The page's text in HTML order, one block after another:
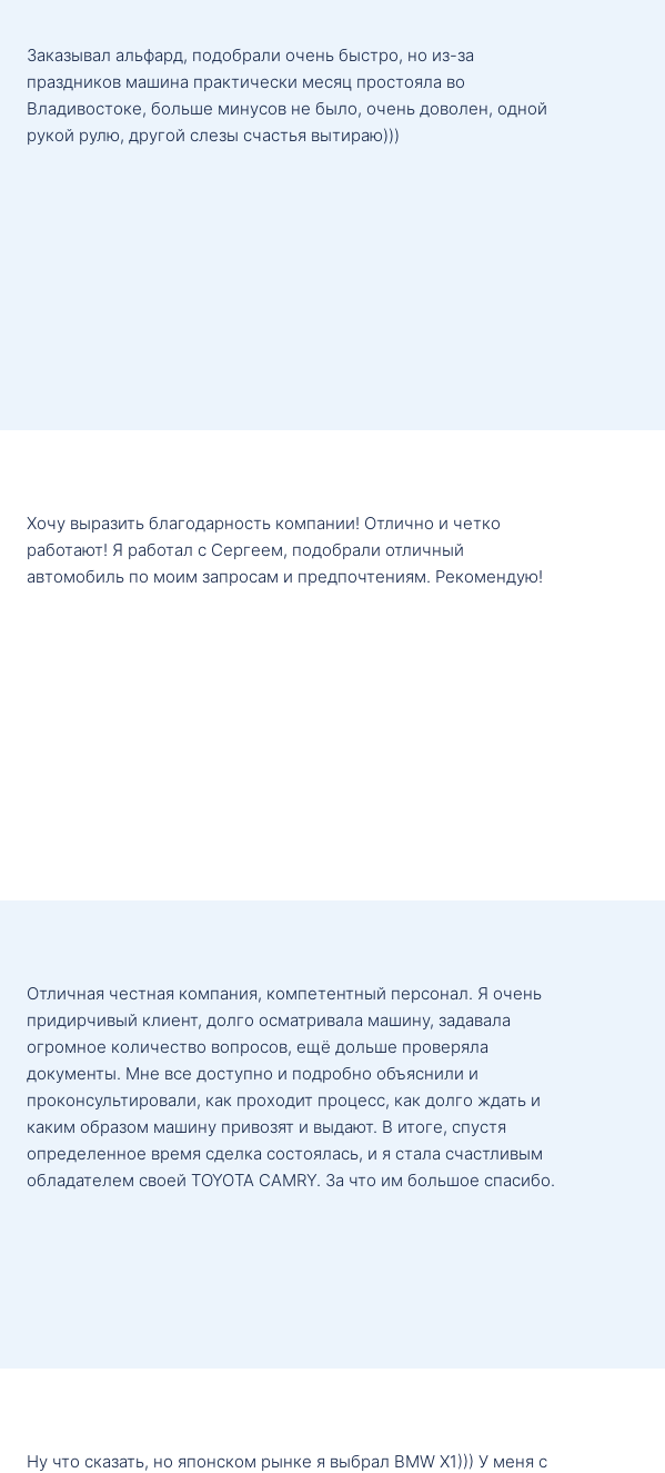
Заказывал альфард, подобрали очень быстро, но из-за
праздников машина практически месяц простояла во
Владивостоке, больше минусов не было, очень доволен, одной
рукой рулю, другой слезы счастья вытираю)))
Хочу выразить благодарность компании! Отлично и четко
работают! Я работал с Сергеем, подобрали отличный
автомобиль по моим запросам и предпочтениям. Рекомендую!
Отличная честная компания, компетентный персонал. Я очень
придирчивый клиент, долго осматривала машину, задавала
огромное количество вопросов, ещё дольше проверяла
документы. Мне все доступно и подробно объяснили и
проконсультировали, как проходит процесс, как долго ждать и
каким образом машину привозят и выдают. В итоге, спустя
определенное время сделка состоялась, и я стала счастливым
обладателем своей TOYOTA CAMRY. За что им большое спасибо.
Ну что сказать, но японском рынке я выбрал BMW X1))) У меня с